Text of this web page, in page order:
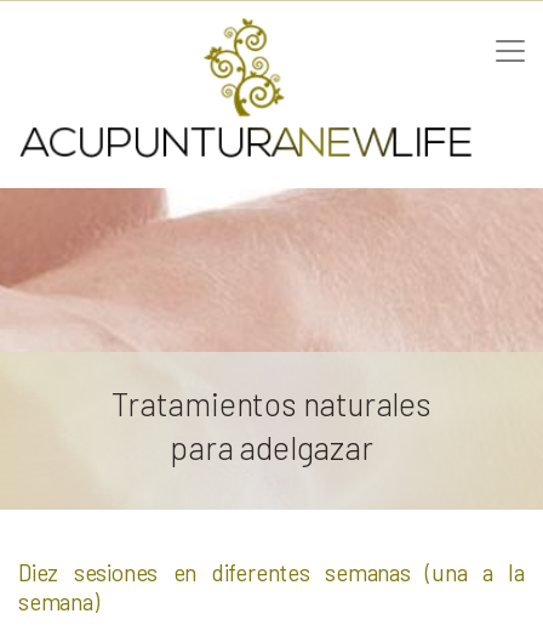
Tratamientos naturales
para adelgazar
Diez sesiones en diferentes semanas (una a la
semana)